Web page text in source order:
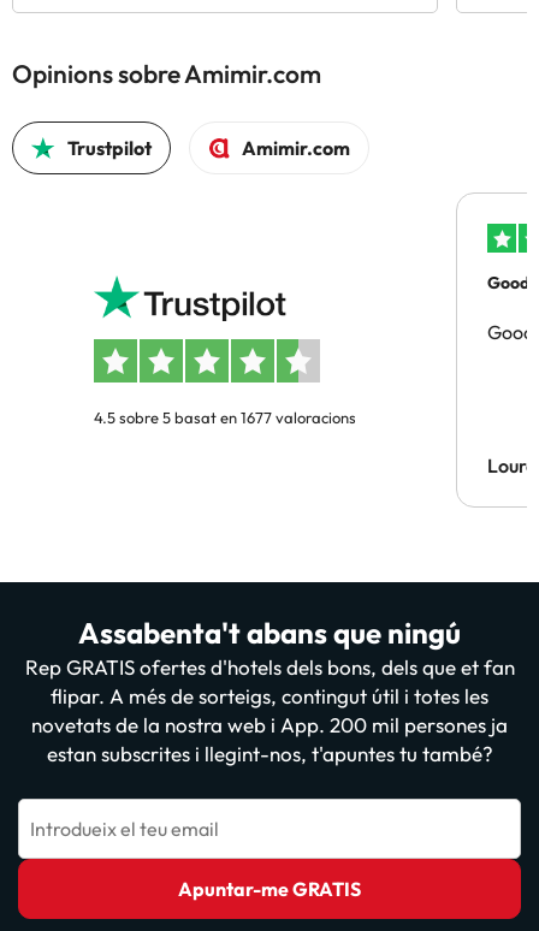
Opinions sobre Amimir.com
Trustpilot Amimir.com
4.5 sobre 5 basat en 1677 valoracions
Good
Good
Assabenta't abans que ningú
Rep GRATIS ofertes d'hotels dels bons, dels que et fan
flipar. A més de sorteigs, contingut útil i totes les
novetats de la nostra web i App. 200 mil persones ja
estan subscrites i llegint-nos, t'apuntes tu també?
Introdueix el teu email
Apuntar-me GRATIS